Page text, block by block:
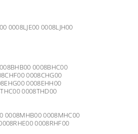
0008LJE00 0008LJH00
0008BHC00
0008CHG00
0008EHH00
0008THD00
0008MHB00 0008MHC00
0008RHF00